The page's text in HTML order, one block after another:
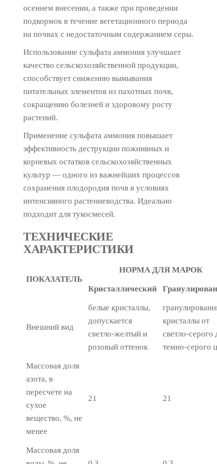
осеннем внесении, а также при проведении
подкормок в течение вегетационного периода
на почвах с недостаточным содержанием серы.
Использование сульфата аммония улучшает
качество сельскохозяйственной продукции,
способствует снижению вымывания
питательных элементов из пахотных почв,
сокращению болезней и здоровому росту
растений.
Применение сульфата аммония повышает
эффективность деструкции пожнивных и
корневых остатков сельскохозяйственных
культур — одного из важнейших процессов
сохранения плодородия почв в условиях
интенсивного растениеводства. Идеально
подходит для тукосмесей.
ТЕХНИЧЕСКИЕ
ХАРАКТЕРИСТИКИ
ПОКАЗАТЕЛЬ
НОРМА ДЛЯ МАРОК
Кристаллический
Внешний вид
белые кристаллы,
допускается
светло-желтый и
розовый оттенок
кристаллы от
светло-серого
темно-серого
Массовая доля
азота, в
пересчете на
сухое
вещество, %, не
менее
21 21
Массовая доля